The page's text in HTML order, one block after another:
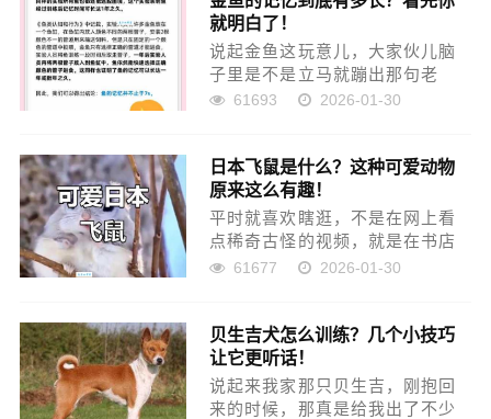
就明白了！
说起金鱼这玩意儿，大家伙儿脑
子里是不是立马就蹦出那句老
话：‘金鱼的记忆只有七秒’？我也
巴的，游到这边吃了口食，一转
头就忘了饱没饱。可这心里头总
觉...
61693 2026-01-30
日本飞鼠是什么？这种可爱动物
原来这么有趣！
平时就喜欢瞎逛，不是在网上看
点稀奇古怪的视频，就是在书店
里翻点没见过的杂志。有一天，
那种，眼睛贼大，毛茸茸的，从
一棵树上“嗖”一下，就滑到另一...
61677 2026-01-30
贝生吉犬怎么训练？几个小技巧
让它更听话！
说起来我家那只贝生吉，刚抱回
来的时候，那真是给我出了不少